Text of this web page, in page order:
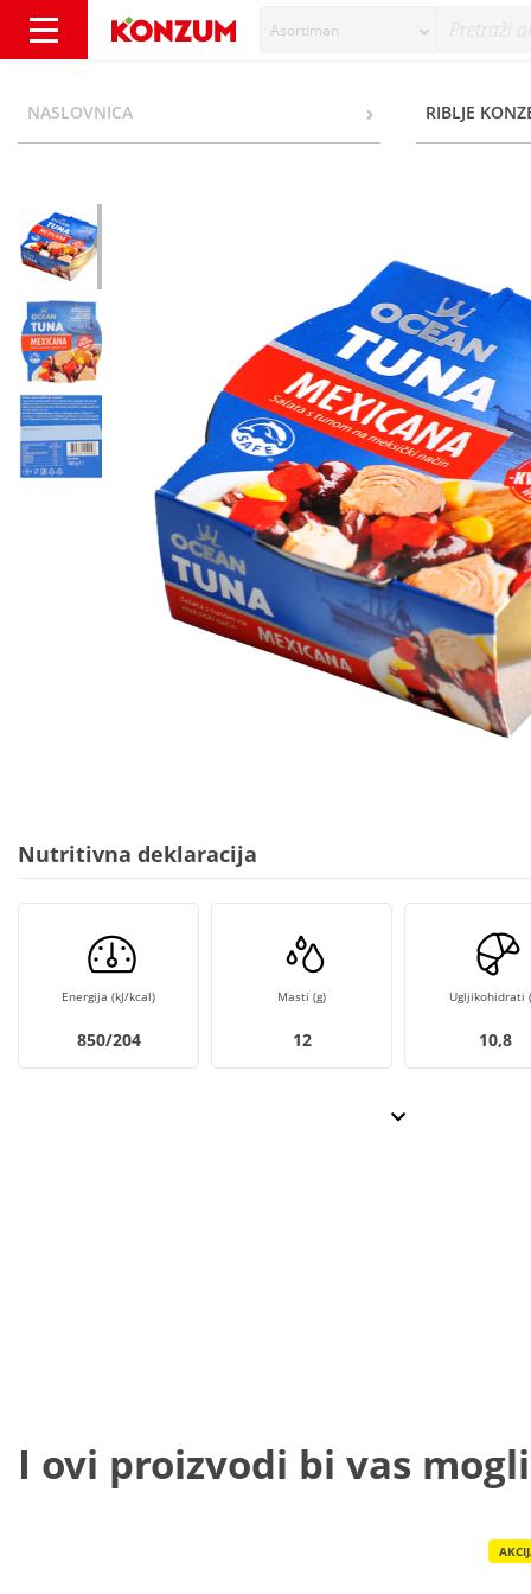
Asortiman
NASLOVNICA RIBLJE
Nutritivna deklaracija
Energija (kJ/kcal)
850/204
Masti (g)
12
Ugljikohidrati
10,8
I ovi proizvodi bi vas